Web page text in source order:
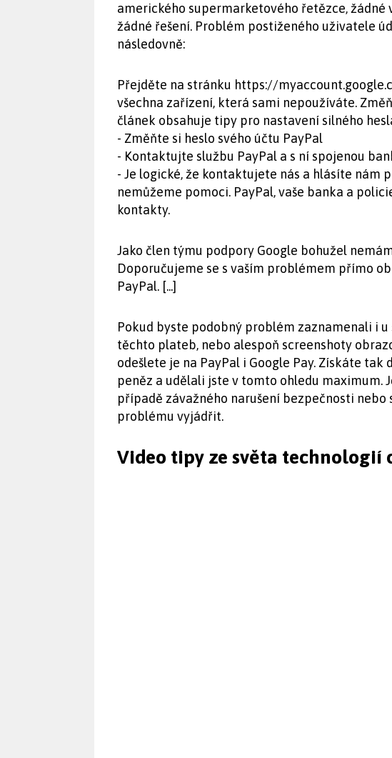
amerického supermarketového řetězce, žádné
žádné řešení. Problém postiženého uživatele
následovně:
Přejděte na stránku https://
všechna zařízení, která sami nepoužíváte.
článek obsahuje tipy pro nastavení silného
- Změňte si heslo svého účtu PayPal
- Kontaktujte službu PayPal a s ní spojenou
- Je logické, že kontaktujete nás a hlásíte nám
nemůžeme pomoci. PayPal, vaše banka a
kontakty.
Jako člen týmu podpory Google bohužel
Doporučujeme se s vaším problémem přímo
PayPal. [...]
Pokud byste podobný problém zaznamenali i
těchto plateb, nebo alespoň screenshoty
odešlete je na PayPal i Google Pay. Získáte
peněz a udělali jste v tomto ohledu maximum.
případě závažného narušení bezpečnosti
problému vyjádřit.
Video tipy ze světa technologií